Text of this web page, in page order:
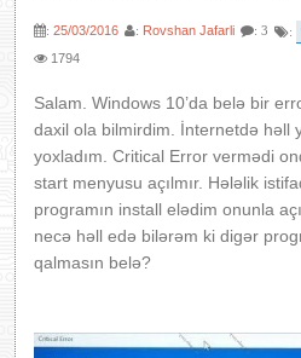
: 25/03/2016 : Rovshan Jafarli : 3 :
1794
Salam. Windows 10’da belə bir
daxil ola bilmirdim. İnternetdə həll
yoxladım. Critical Error vermədi
start menyusu açılmır. Hələlik
programın install elədim onunla
necə həll edə bilərəm ki digər
qalmasın belə?